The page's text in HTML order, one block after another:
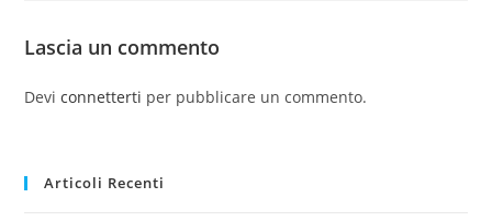
Lascia un commento
Deviconnetterti per pubblicare un commento.
Articoli Recenti